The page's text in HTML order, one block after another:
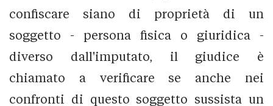
confiscare siano di proprietà di un
soggetto - persona fisica o giuridica -
diverso dall'imputato, il giudice è
chiamato a verificare se anche nei
confronti di questo soggetto sussista un